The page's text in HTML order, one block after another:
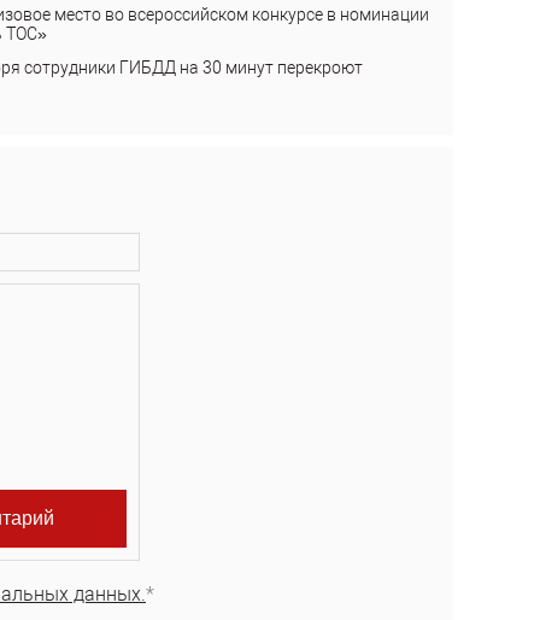
место во всероссийском конкурсе в номинации
ТОС»
сотрудники ГИБДД на 30 минут перекроют
данных.*